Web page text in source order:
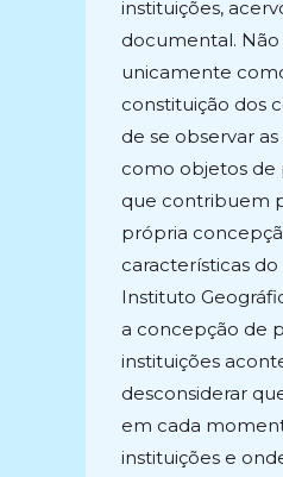
instituições,
documental. Não
unicamente
constituição dos
de se observar
como objetos de
que contribuem
própria
características
Instituto
a concepção de
instituições
desconsiderar
em cada
instituições e